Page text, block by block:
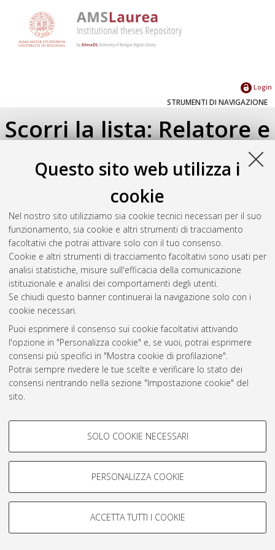
Questo sito web utilizza i
cookie
Nel nostro sito utilizziamo sia cookie tecnici necessari per il suo
funzionamento, sia cookie e altri strumenti di tracciamento
facoltativi che potrai attivare solo con il tuo consenso.
Cookie e altri strumenti di tracciamento facoltativi sono usati per
analisi statistiche, misure sull'efficacia della comunicazione
istituzionale e analisi dei comportamenti degli utenti.
Se chiudi questo banner continuerai la navigazione solo con i
cookie necessari.
Puoi esprimere il consenso sui cookie facoltativi attivando
l'opzione in "Personalizza cookie" e, se vuoi, potrai esprimere
consensi più specifici in "Mostra cookie di profilazione".
Potrai sempre rivedere le tue scelte e verificare lo stato dei
consensi rientrando nella sezione "Impostazione cookie" del
sito.
COOKIE DI PROFILAZIONE -
Si tratta di cookie utilizzati per analizzare le caratteristiche della
navigazione degli utenti, creare profili in base al loro comportamento
Mostra cookie di profilazione
COOKIE TECNICI - NECESSARI
SOLO COOKIE NECESSARI
PERSONALIZZA COOKIE
ACCETTA TUTTI I COOKIE
Login
STRUMENTI DI NAVIGAZIONE
Scorri la lista: Relatore e
Correlatore
Seleziona un valore dall'elenco sottostante.
2021(1)
Atom
Rss 1.0
Rss 2.0
AMS Laurea
Servizio implementato e gestito da AlmaDL
Impostazioni Cookie
© ALMA MATER STUDIORUM - Università di Bologna, 2007-2026.